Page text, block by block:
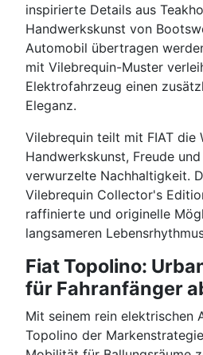
inspirierte Details aus
Handwerkskunst von
Automobil übertragen
mit Vilebrequin-Muster
Elektrofahrzeug einen
Eleganz.
Vilebrequin teilt mit FIAT die
Handwerkskunst, Freude
verwurzelte Nachhaltigkeit.
Vilebrequin Collector's
raffinierte und originelle
langsameren
Fiat Topolino:
für Fahranfänger
Mit seinem rein elektrischen
Topolino der